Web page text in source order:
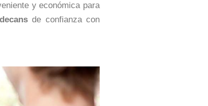
y económica para
de confianza con